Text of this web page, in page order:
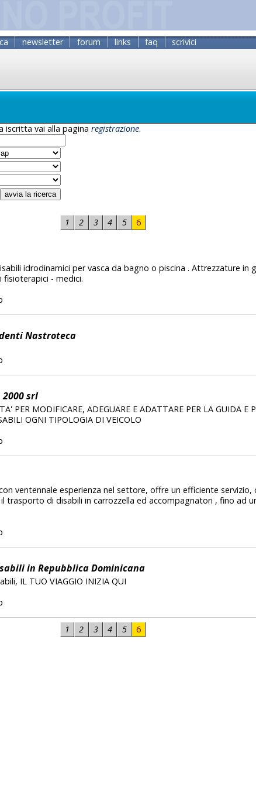
newsletter forum links faq scrivici
iscritta vai alla paginaregistrazione.
1
2 3 4 5 6
idrodinamici per vasca da bagno o piscina . Attrezzature in
- medici.
Nastroteca
2000 srl
PER MODIFICARE, ADEGUARE E ADATTARE PER LA GUIDA E
OGNI TIPOLOGIA DI VEICOLO
ventennale esperienza nel settore, offre un efficiente servizio,
trasporto di disabili in carrozzella ed accompagnatori , fino ad
in Repubblica Dominicana
IL TUO VIAGGIO INIZIA QUI
1 2 3 4 5 6